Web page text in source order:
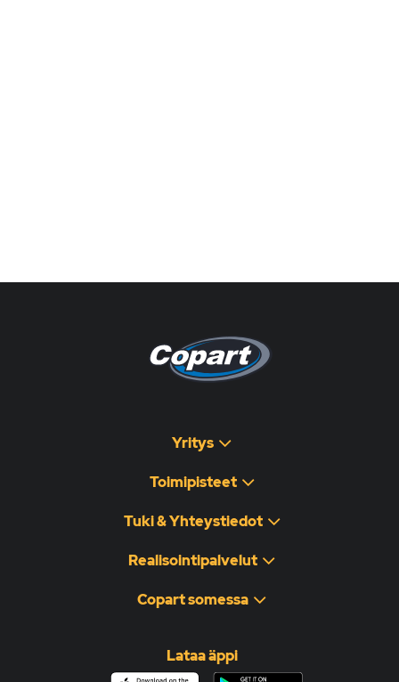
Yritys
Toimipisteet
Tuki & Yhteystiedot
Realisointipalvelut
Copart somessa
Lataa äppi